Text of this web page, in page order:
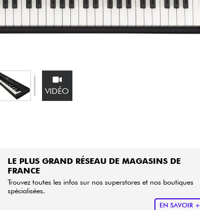
VIDÉO
LE PLUS GRAND RÉSEAU DE MAGASINS DE
FRANCE
Trouvez toutes les infos sur nos superstores et nos boutiques
spécialisées.
EN SAVOIR +